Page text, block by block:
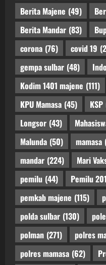
Berita Majene (49)
Berita Mandar (83)
corona (76) covid 19
gempa sulbar (48)
Kodim 1401 majene (111)
KPU Mamasa (45) KSP
Longsor (43)
Malunda (50) mamasa
mandar (224) Mari
pemilu (44) Pemilu
pemkab majene (115)
polda sulbar (130)
polman (271) polres
polres mamasa (62)